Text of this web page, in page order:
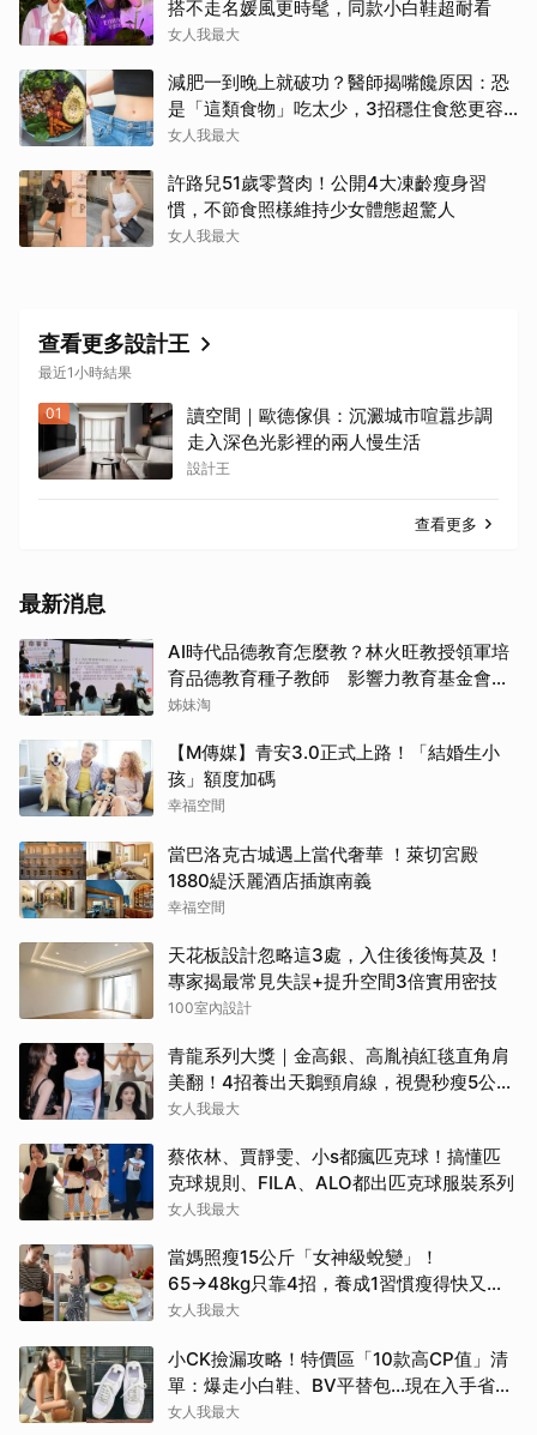
搭不走名媛風更時髦，同款小白鞋超耐看
女人我最大
減肥一到晚上就破功？醫師揭嘴饞原因：恐
是「這類食物」吃太少，3招穩住食慾更容
易瘦！
女人我最大
許路兒51歲零贅肉！公開4大凍齡瘦身習
慣，不節食照樣維持少女體態超驚人
女人我最大
查看更多設計王
最近1小時結果
01
讀空間｜歐德傢俱：沉澱城市喧囂步調
走入深色光影裡的兩人慢生活
設計王
查看更多
最新消息
AI時代品德教育怎麼教？林火旺教授領軍培
育品德教育種子教師 影響力教育基金會攜
手新生代基金會
姊妹淘
【M傳媒】青安3.0正式上路！「結婚生小
孩」額度加碼
幸福空間
當巴洛克古城遇上當代奢華 ！萊切宮殿
1880緹沃麗酒店插旗南義
幸福空間
天花板設計忽略這3處，入住後後悔莫及！
專家揭最常見失誤+提升空間3倍實用密技
100室內設計
青龍系列大獎｜金高銀、高胤禎紅毯直角肩
美翻！4招養出天鵝頸肩線，視覺秒瘦5公
斤！
女人我最大
蔡依林、賈靜雯、小s都瘋匹克球！搞懂匹
克球規則、FILA、ALO都出匹克球服裝系列
女人我最大
當媽照瘦15公斤「女神級蛻變」！
65→48kg只靠4招，養成1習慣瘦得快又不
復胖
女人我最大
小CK撿漏攻略！特價區「10款高CP值」清
單：爆走小白鞋、BV平替包…現在入手省一
筆
女人我最大